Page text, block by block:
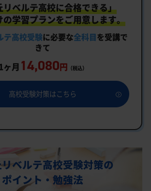
タリ合った「香ヶ丘リベルテ高校対策の
イドカリキュラム」だから成果が出る！
ムや料金についてお気軽にご相談くださ
ルテ高校受験専門のオンライン家庭教師
クイック指導」もご用意
ルテ高校の特徴
ルテ高校の偏差値
ルテ高校合格に必要な内申点の目安
リベルテ高校に合格できる」
の学習プランをご用意します。
テ高校受験に必要な全科目を受講で
きて
ヶ月 14,080円 （税込）
高校受験対策はこちら
ベルテ高校受験対策の
ポイント・勉強法